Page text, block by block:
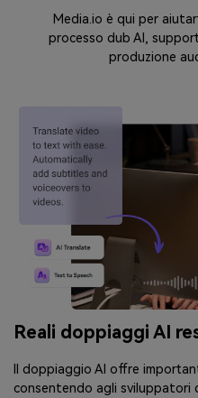
Media.io è qui per
processo dub AI,
produzione
Reali doppiaggi AI
Il doppiaggio AI offre
consentendo agli sviluppatori